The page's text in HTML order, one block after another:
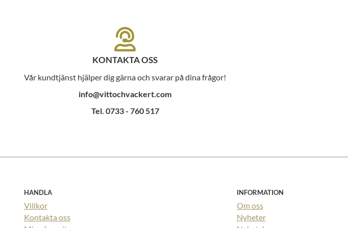
KONTAKTA OSS
Vår kundtjänst hjälper dig gärna och svarar på dina frågor!
info@vittochvackert.com
Tel. 0733 - 760 517
HANDLA
Villkor
Kontakta oss
INFORMATION
Om oss
Nyheter